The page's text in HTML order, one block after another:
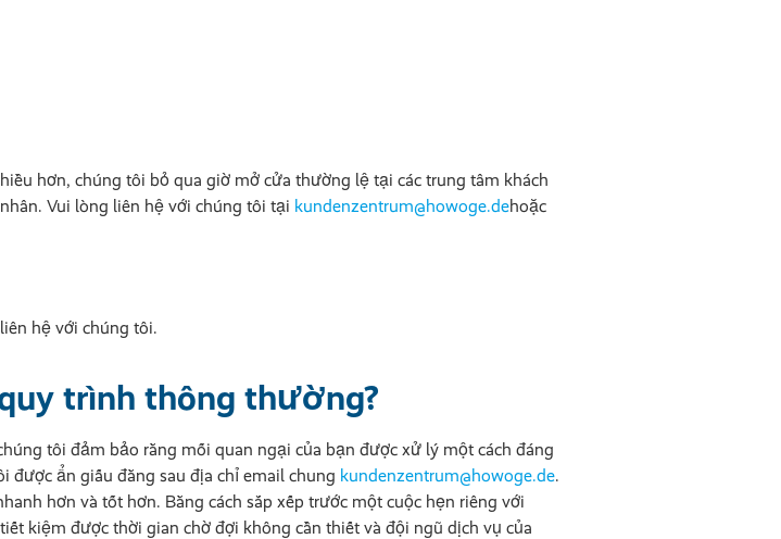
hơn, chúng tôi bỏ qua giờ mở cửa thường lệ tại các trung tâm khách
Vui lòng liên hệ với chúng tôi tại kundenzentrum@howoge.dehoặc
hệ với chúng tôi.
trình thông thường?
tôi đảm bảo rằng mối quan ngại của bạn được xử lý một cách đáng
được ẩn giấu đằng sau địa chỉ email chung kundenzentrum@howoge.de.
hơn và tốt hơn. Bằng cách sắp xếp trước một cuộc hẹn riêng với
kiệm được thời gian chờ đợi không cần thiết và đội ngũ dịch vụ của